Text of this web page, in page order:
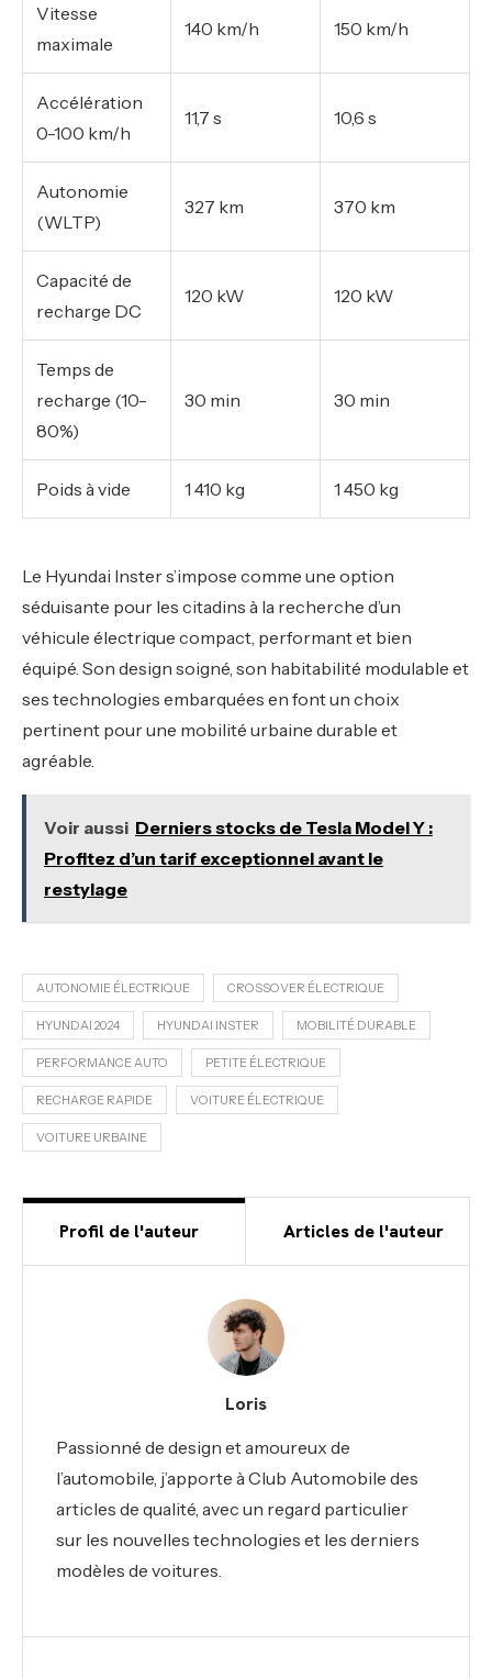
Vitesse
maximale
140 km/h 150 km/h
Accélération
0-100 km/h
11,7 s 10,6 s
Autonomie
(WLTP)
327 km 370 km
Capacité de
recharge DC
120 kW 120 kW
Temps de
recharge (10-
80%)
30 min 30 min
Poids à vide 1 410 kg 1 450 kg
Le Hyundai Inster s’impose comme une option
séduisante pour les citadins à la recherche d’un
véhicule électrique compact, performant et bien
équipé. Son design soigné, son habitabilité modulable et
ses technologies embarquées en font un choix
pertinent pour une mobilité urbaine durable et
agréable.
Voir aussi Derniers stocks de Tesla Model Y :
Profitez d’un tarif exceptionnel avant le
restylage
AUTONOMIE ÉLECTRIQUE CROSSOVER ÉLECTRIQUE
HYUNDAI 2024 HYUNDAI INSTER MOBILITÉ DURABLE
PERFORMANCE AUTO PETITE ÉLECTRIQUE
RECHARGE RAPIDE VOITURE ÉLECTRIQUE
VOITURE URBAINE
Profil de l'auteur Articles de l'auteur
Loris
Passionné de design et amoureux de
l’automobile, j’apporte à Club Automobile des
articles de qualité, avec un regard particulier
sur les nouvelles technologies et les derniers
modèles de voitures.